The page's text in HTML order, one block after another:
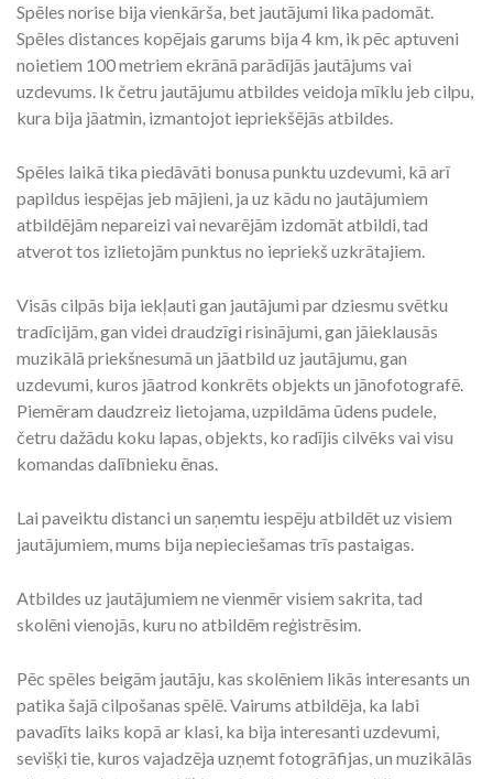
Spēles norise bija vienkārša, bet jautājumi lika padomāt.
Spēles distances kopējais garums bija 4 km, ik pēc aptuveni
noietiem 100 metriem ekrānā parādījās jautājums vai
uzdevums. Ik četru jautājumu atbildes veidoja mīklu jeb cilpu,
kura bija jāatmin, izmantojot iepriekšējās atbildes.
Spēles laikā tika piedāvāti bonusa punktu uzdevumi, kā arī
papildus iespējas jeb mājieni, ja uz kādu no jautājumiem
atbildējām nepareizi vai nevarējām izdomāt atbildi, tad
atverot tos izlietojām punktus no iepriekš uzkrātajiem.
Visās cilpās bija iekļauti gan jautājumi par dziesmu svētku
tradīcijām, gan videi draudzīgi risinājumi, gan jāieklausās
muzikālā priekšnesumā un jāatbild uz jautājumu, gan
uzdevumi, kuros jāatrod konkrēts objekts un jānofotografē.
Piemēram daudzreiz lietojama, uzpildāma ūdens pudele,
četru dažādu koku lapas, objekts, ko radījis cilvēks vai visu
komandas dalībnieku ēnas.
Lai paveiktu distanci un saņemtu iespēju atbildēt uz visiem
jautājumiem, mums bija nepieciešamas trīs pastaigas.
Atbildes uz jautājumiem ne vienmēr visiem sakrita, tad
skolēni vienojās, kuru no atbildēm reģistrēsim.
Pēc spēles beigām jautāju, kas skolēniem likās interesants un
patika šajā cilpošanas spēlē. Vairums atbildēja, ka labi
pavadīts laiks kopā ar klasi, ka bija interesanti uzdevumi,
sevišķi tie, kuros vajadzēja uzņemt fotogrāfijas, un muzikālās